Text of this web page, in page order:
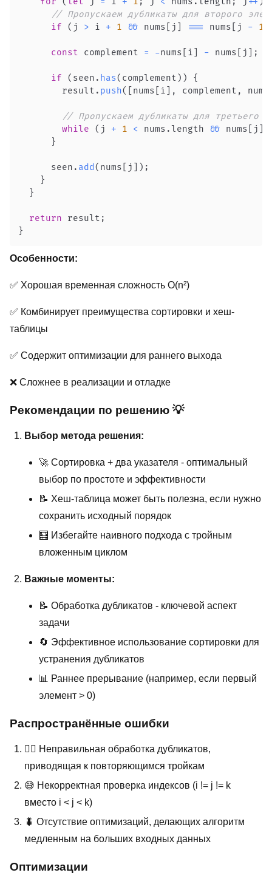
// Пропускаем дубликаты для второго
if
( j > i + 1 && nums j === nums j - 1
const complement = -nums i - nums j ;
if ( seen . has( complement ) )
{
        result
. push( nums i , complement , nums
// Пропускаем дубликаты для третьего
while
( j + 1 < nums .length && nums j
}
      seen
. add ( nums j ) ;
}
}
return result ;
}
Особенности:
✅ Хорошая временная сложность O(n²)
✅ Комбинирует преимущества сортировки и хеш-
таблицы
✅ Содержит оптимизации для раннего выхода
❌ Сложнее в реализации и отладке
Рекомендации по решению 💡
Выбор метода решения:
🚀 Сортировка + два указателя - оптимальный
выбор по простоте и эффективности
📝 Хеш-таблица может быть полезна, если нужно
сохранить исходный порядок
🧮 Избегайте наивного подхода с тройным
вложенным циклом
Важные моменты:
📝 Обработка дубликатов - ключевой аспект
задачи
🔄 Эффективное использование сортировки для
устранения дубликатов
📊 Раннее прерывание (например, если первый
элемент > 0)
Распространённые ошибки
🤦‍♂️ Неправильная обработка дубликатов,
приводящая к повторяющимся тройкам
😅 Некорректная проверка индексов (i != j != k
вместо i < j < k)
🐛 Отсутствие оптимизаций, делающих алгоритм
медленным на больших входных данных
Оптимизации